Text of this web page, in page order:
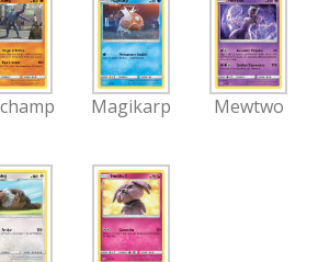
Magikarp Mewtwo